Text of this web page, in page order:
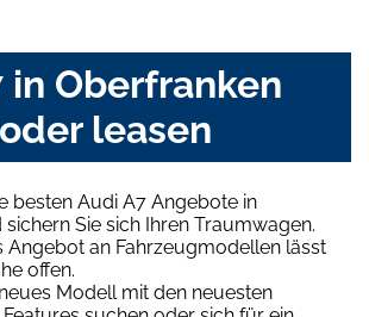
in Oberfranken
leasen
besten Audi A7 Angebote in
Sie sich Ihren Traumwagen.
Angebot an Fahrzeugmodellen lässt
offen.
Modell mit den neuesten